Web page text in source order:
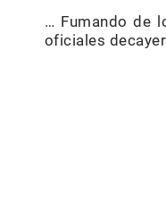
… Fumando de
oficiales